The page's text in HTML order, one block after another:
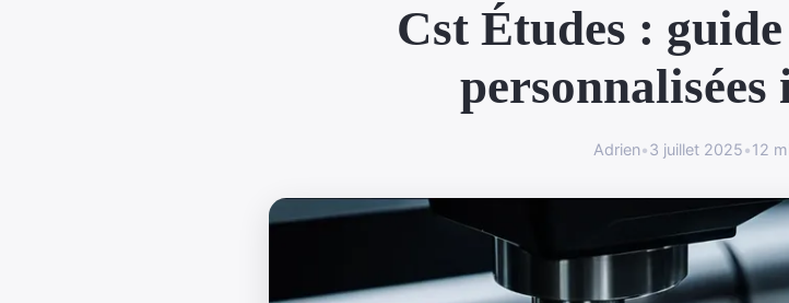
Cst Études :
personnalisées
Adrien•3 juillet 2025•12